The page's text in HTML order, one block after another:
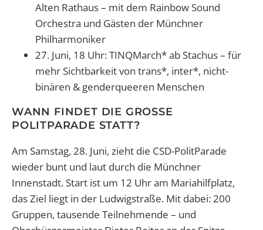
Alten Rathaus – mit dem Rainbow Sound
Orchestra und Gästen der Münchner
Philharmoniker
27. Juni, 18 Uhr: TINQMarch* ab Stachus – für
mehr Sichtbarkeit von trans*, inter*, nicht-
binären & genderqueeren Menschen
WANN FINDET DIE GROSSE P
OLITPARADE STATT?
Am Samstag, 28. Juni, zieht die CSD-PolitParade
wieder bunt und laut durch die Münchner
Innenstadt. Start ist um 12 Uhr am Mariahilfplatz,
das Ziel liegt in der Ludwigstraße. Mit dabei: 200
Gruppen, tausende Teilnehmende – und